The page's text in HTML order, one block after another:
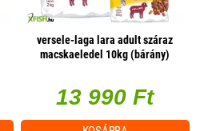
versele-laga lara adult száraz
macskaeledel 10kg (bárány)
13 990 Ft